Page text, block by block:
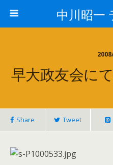
中川昭一
早大政友会に
Share Tweet